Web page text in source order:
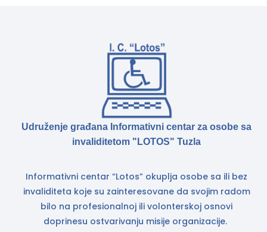
Udruženje građana Informativni centar za osobe sa
invaliditetom "LOTOS" Tuzla
Informativni centar “Lotos” okuplja osobe sa ili bez
invaliditeta koje su zainteresovane da svojim radom
bilo na profesionalnoj ili volonterskoj osnovi
doprinesu ostvarivanju misije organizacije.